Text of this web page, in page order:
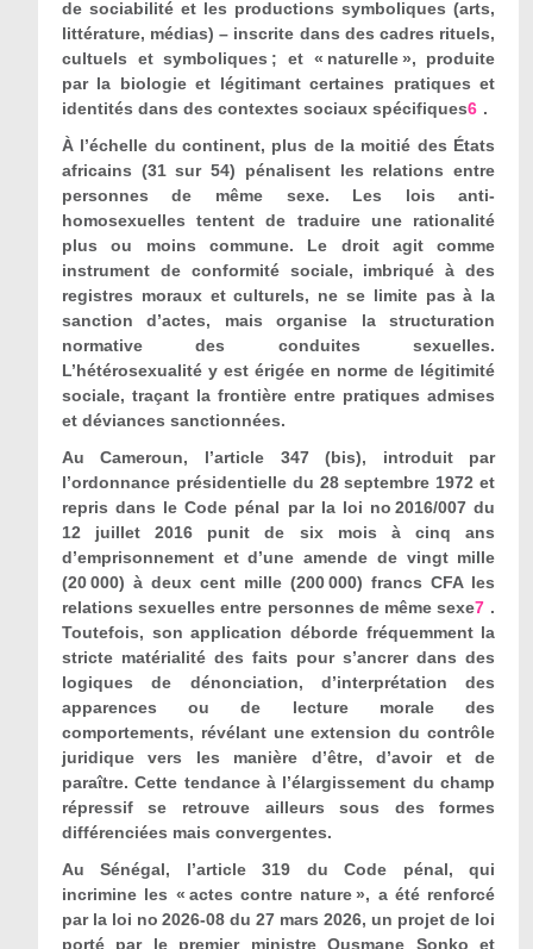
de sociabilité et les productions symboliques (arts,
littérature, médias) – inscrite dans des cadres rituels,
cultuels et symboliques ; et « naturelle », produite
par la biologie et légitimant certaines pratiques et
identités dans des contextes sociaux spécifiques6 .
À l’échelle du continent, plus de la moitié des États
africains (31 sur 54) pénalisent les relations entre
personnes de même sexe. Les lois anti-
homosexuelles tentent de traduire une rationalité
plus ou moins commune. Le droit agit comme
instrument de conformité sociale, imbriqué à des
registres moraux et culturels, ne se limite pas à la
sanction d’actes, mais organise la structuration
normative des conduites sexuelles.
L’hétérosexualité y est érigée en norme de légitimité
sociale, traçant la frontière entre pratiques admises
et déviances sanctionnées.
Au Cameroun, l’article 347 (bis), introduit par
l’ordonnance présidentielle du 28 septembre 1972 et
repris dans le Code pénal par la loi no2016/007 du
12 juillet 2016 punit de six mois à cinq ans
d’emprisonnement et d’une amende de vingt mille
(20 000) à deux cent mille (200 000) francs CFA les
relations sexuelles entre personnes de même sexe7 .
Toutefois, son application déborde fréquemment la
stricte matérialité des faits pour s’ancrer dans des
logiques de dénonciation, d’interprétation des
apparences ou de lecture morale des
comportements, révélant une extension du contrôle
juridique vers les manière d’être, d’avoir et de
paraître. Cette tendance à l’élargissement du champ
répressif se retrouve ailleurs sous des formes
différenciées mais convergentes.
Au Sénégal, l’article 319 du Code pénal, qui
incrimine les « actes contre nature », a été renforcé
par la loi no 2026-08 du 27 mars 2026, un projet de loi
porté par le premier ministre Ousmane Sonko et